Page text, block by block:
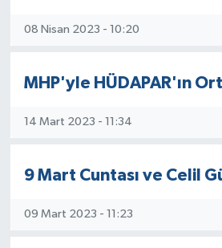
08 Nisan 2023 - 10:20
MHP'yle HÜDAPAR'ın
14 Mart 2023 - 11:34
9 Mart Cuntası ve Celil
09 Mart 2023 - 11:23